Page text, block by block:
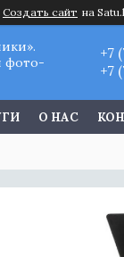
Создать сайт на
фото-
+7
+7
О НАС